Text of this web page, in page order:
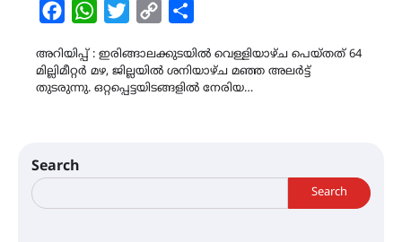
FacebookWhatsAppTwitterCopy
അറിയിപ്പ് : ഇരിങ്ങാലക്കുടയിൽ വെള്ളിയാഴ്ച പെയ്തത് 64
മില്ലിമീറ്റർ മഴ, ജില്ലയിൽ ശനിയാഴ്ച മഞ്ഞ അലർട്ട്
തുടരുന്നു. ഒറ്റപ്പെട്ടയിടങ്ങളിൽ നേരിയ…
Search
Search